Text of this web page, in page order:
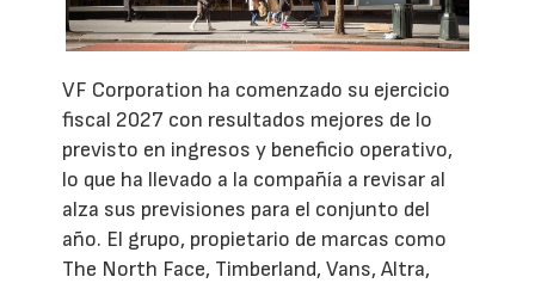
VF Corporation ha comenzado su ejercicio
fiscal 2027 con resultados mejores de lo
previsto en ingresos y beneficio operativo,
lo que ha llevado a la compañía a revisar al
alza sus previsiones para el conjunto del
año. El grupo, propietario de marcas como
The North Face, Timberland, Vans, Altra,